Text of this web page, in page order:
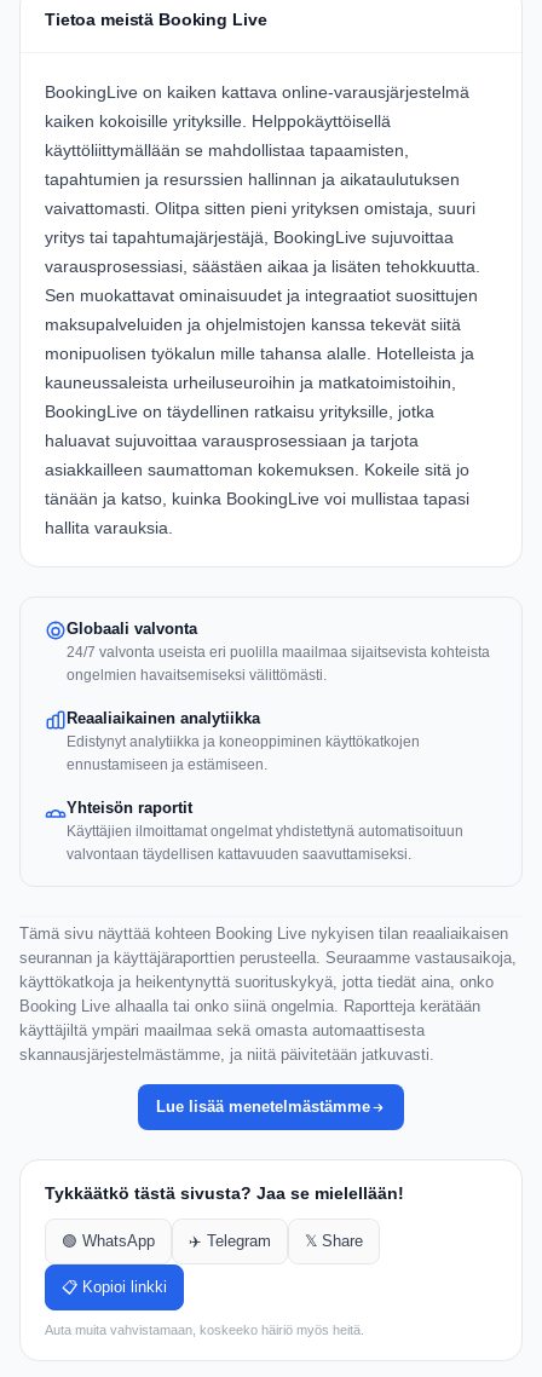
Tietoa meistä Booking Live
BookingLive on kaiken kattava online-varausjärjestelmä
kaiken kokoisille yrityksille. Helppokäyttöisellä
käyttöliittymällään se mahdollistaa tapaamisten,
tapahtumien ja resurssien hallinnan ja aikataulutuksen
vaivattomasti. Olitpa sitten pieni yrityksen omistaja, suuri
yritys tai tapahtumajärjestäjä, BookingLive sujuvoittaa
varausprosessiasi, säästäen aikaa ja lisäten tehokkuutta.
Sen muokattavat ominaisuudet ja integraatiot suosittujen
maksupalveluiden ja ohjelmistojen kanssa tekevät siitä
monipuolisen työkalun mille tahansa alalle. Hotelleista ja
kauneussaleista urheiluseuroihin ja matkatoimistoihin,
BookingLive on täydellinen ratkaisu yrityksille, jotka
haluavat sujuvoittaa varausprosessiaan ja tarjota
asiakkailleen saumattoman kokemuksen. Kokeile sitä jo
tänään ja katso, kuinka BookingLive voi mullistaa tapasi
hallita varauksia.
Globaali valvonta
24/7 valvonta useista eri puolilla maailmaa sijaitsevista kohteista
ongelmien havaitsemiseksi välittömästi.
Reaaliaikainen analytiikka
Edistynyt analytiikka ja koneoppiminen käyttökatkojen
ennustamiseen ja estämiseen.
Yhteisön raportit
Käyttäjien ilmoittamat ongelmat yhdistettynä automatisoituun
valvontaan täydellisen kattavuuden saavuttamiseksi.
Tämä sivu näyttää kohteen Booking Live nykyisen tilan reaaliaikaisen
seurannan ja käyttäjäraporttien perusteella. Seuraamme vastausaikoja,
käyttökatkoja ja heikentynyttä suorituskykyä, jotta tiedät aina, onko
Booking Live alhaalla tai onko siinä ongelmia. Raportteja kerätään
käyttäjiltä ympäri maailmaa sekä omasta automaattisesta
skannausjärjestelmästämme, ja niitä päivitetään jatkuvasti.
Lue lisää menetelmästämme
Tykkäätkö tästä sivusta? Jaa se mielellään!
🟢 WhatsApp ✈️ Telegram 𝕏 Share
📋 Kopioi linkki
Auta muita vahvistamaan, koskeeko häiriö myös heitä.